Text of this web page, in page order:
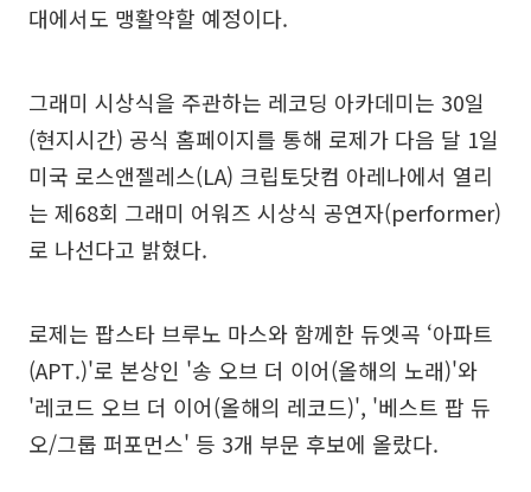
대에서도 맹활약할 예정이다.
그래미 시상식을 주관하는 레코딩 아카데미는 30일
(현지시간) 공식 홈페이지를 통해 로제가 다음 달 1일
미국 로스앤젤레스(LA) 크립토닷컴 아레나에서 열리
는 제68회 그래미 어워즈 시상식 공연자(performer)
로 나선다고 밝혔다.
로제는 팝스타 브루노 마스와 함께한 듀엣곡 ‘아파트
(APT.)'로 본상인 '송 오브 더 이어(올해의 노래)'와
'레코드 오브 더 이어(올해의 레코드)', '베스트 팝 듀
오/그룹 퍼포먼스' 등 3개 부문 후보에 올랐다.